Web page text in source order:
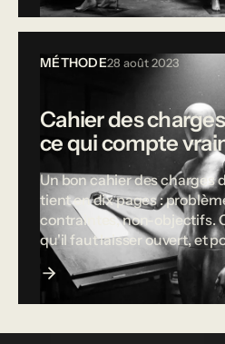
MÉTHODE28 août 2023
Cahier des
ce qui compte
Un bon cahier des charges
tient en dix pages :
contraintes, non-objectifs.
qu'il faut laisser ouvert, et